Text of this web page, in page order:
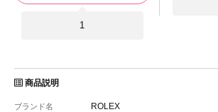
1
商品説明
ブランド名 ROLEX